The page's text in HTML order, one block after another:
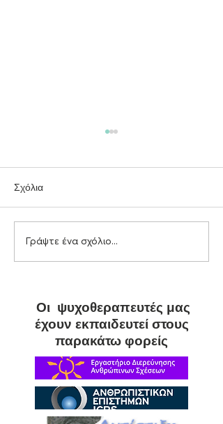
Αυτοεκτίμηση, γνωσιακά
Σχόλια
Γράψτε ένα σχόλιο...
Οι ψυχοθεραπευτές μας
έχουν εκπαιδευτεί στους
παρακάτω φορείς